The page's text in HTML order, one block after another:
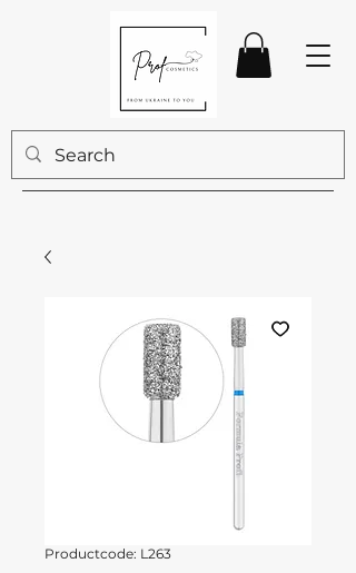
Productcode: L263